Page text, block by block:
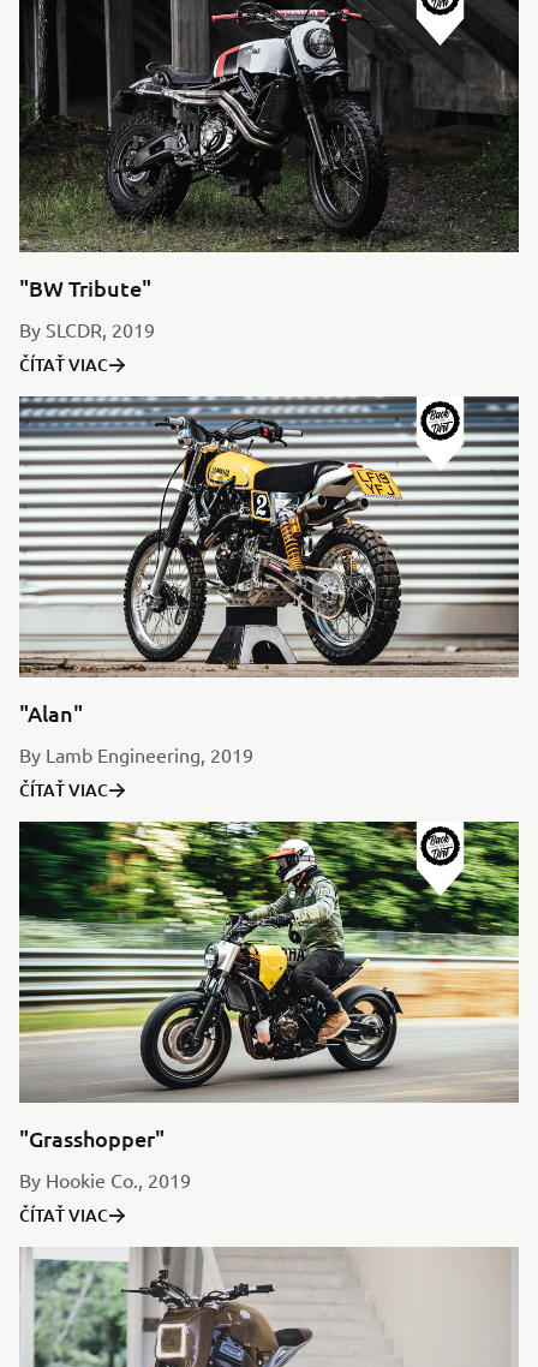
"BW Tribute"
By SLCDR, 2019
ČÍTAŤ VIAC
"Alan"
By Lamb Engineering, 2019
ČÍTAŤ VIAC
"Grasshopper"
By Hookie Co., 2019
ČÍTAŤ VIAC